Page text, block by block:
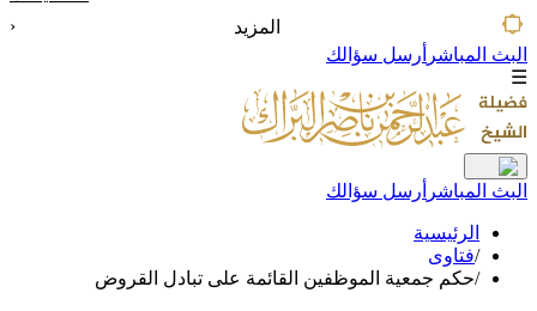
المزيد
‹
البث المباشر أرسل سؤالك
☰
البث المباشر أرسل سؤالك
الرئيسية
/فتاوى
/حكم جمعية الموظفين القائمة على تبادل القروض